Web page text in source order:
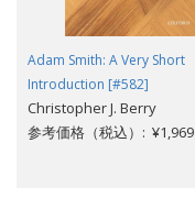
Adam Smith: A Very Short
Introduction [#582]
Christopher J. Berry
参考価格（税込）: ¥1,969